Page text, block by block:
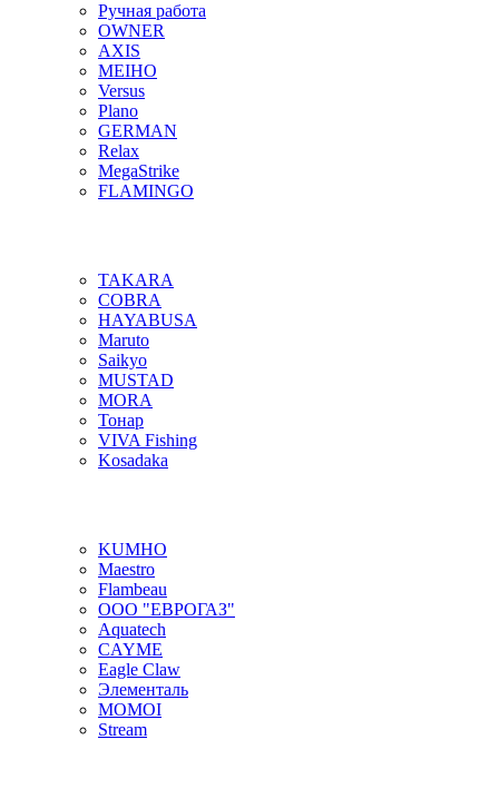
Ручная работа
OWNER
AXIS
MEIHO
Versus
Plano
GERMAN
Relax
MegaStrike
FLAMINGO
TAKARA
COBRA
HAYABUSA
Maruto
Saikyo
MUSTAD
MORA
Тонар
VIVA Fishing
Kosadaka
KUMHO
Maestro
Flambeau
ООО "ЕВРОГАЗ"
Aquatech
CAYME
Eagle Claw
Элементаль
MOMOI
Stream